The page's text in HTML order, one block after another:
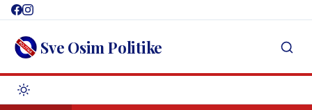
Skip
content Sve Osim Politike